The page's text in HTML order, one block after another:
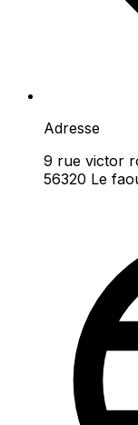
Adresse
9 rue victor
56320 Le